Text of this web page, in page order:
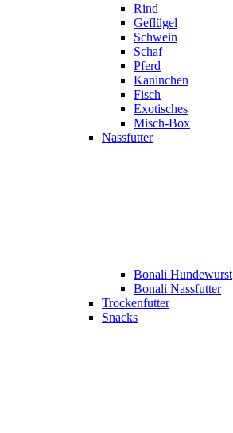
Rind
Geflügel
Schwein
Schaf
Pferd
Kaninchen
Fisch
Exotisches
Misch-Box
Nassfutter
Bonali Hundewurst
Bonali Nassfutter
Trockenfutter
Snacks